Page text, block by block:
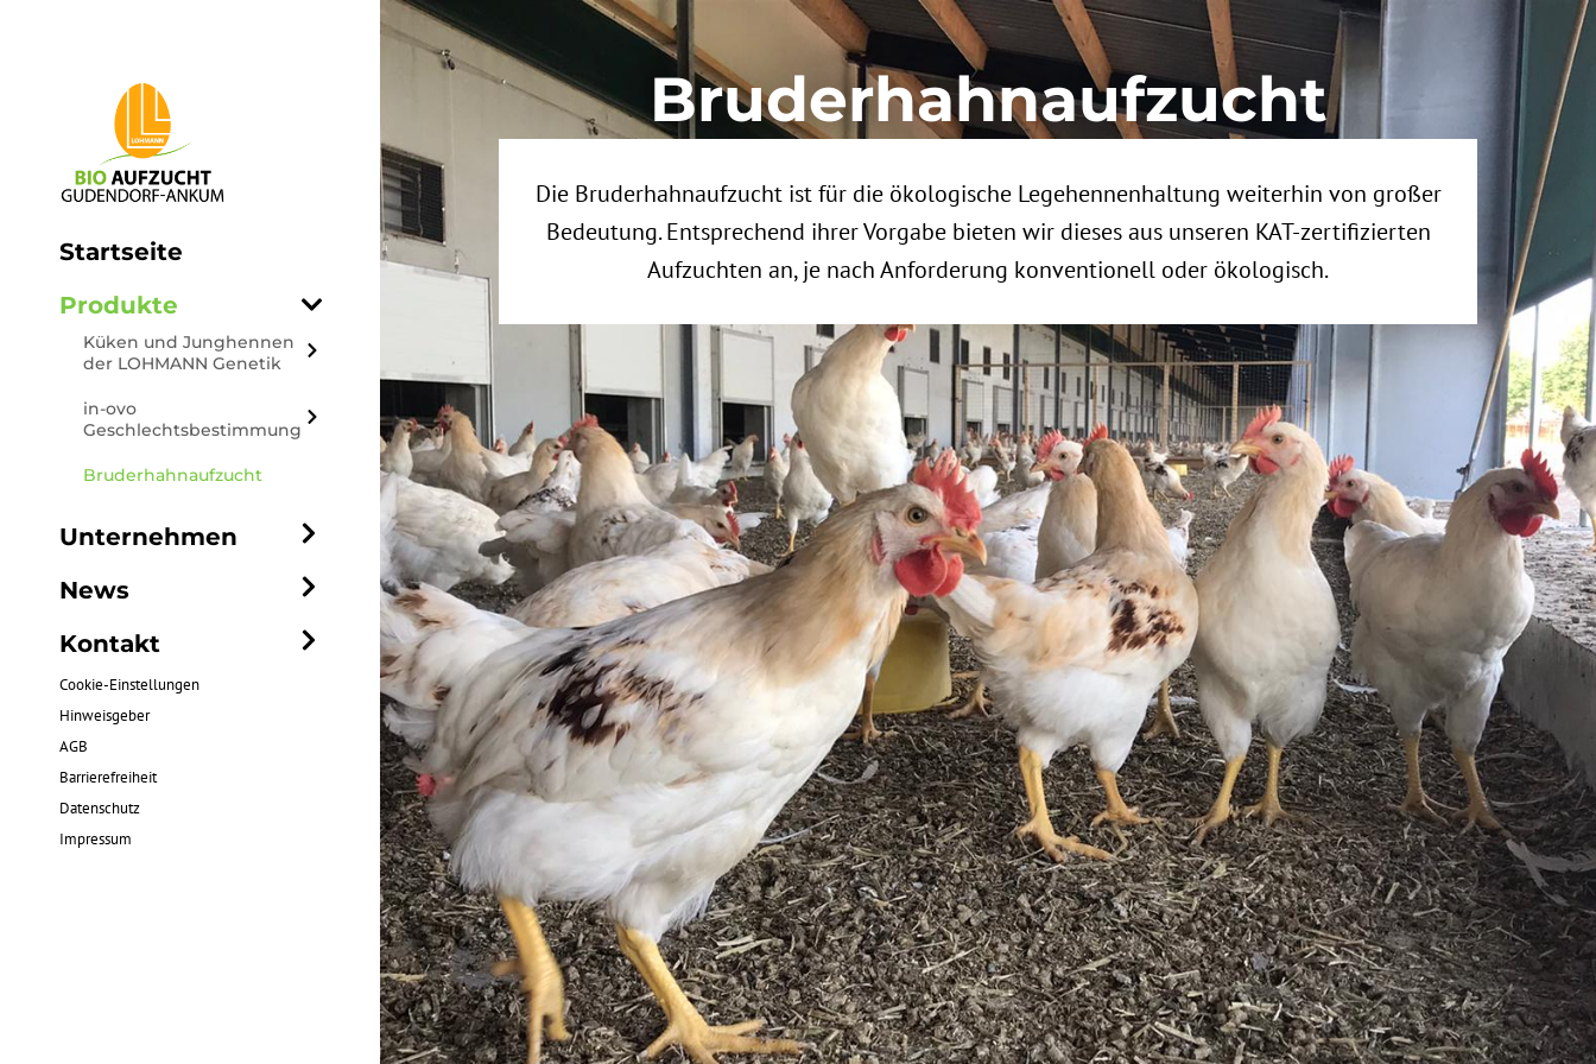
Startseite
Produkte
Küken und Junghennen
der LOHMANN Genetik
Europe
LOHMANN Brown-
Classic
LOHMANN Sandy
in-ovo
Geschlechtsbestimmung
CheggyZoom
Genus Focus
Bruderhahnaufzucht
Unternehmen
Karriere
Downloads
Partner
News
Unternehmensnews
Kontakt
Kontaktformular
Ansprechpartner
Cookie-Einstellungen
Hinweisgeber
AGB
Barrierefreiheit
Datenschutz
Impressum
Bruderhahnaufzucht
Die Bruderhahnaufzucht ist für die ökologische Legehennenhaltung weiterhin von großer
Bedeutung. Entsprechend ihrer Vorgabe bieten wir dieses aus unseren KAT-zertifizierten
Aufzuchten an, je nach Anforderung konventionell oder ökologisch.